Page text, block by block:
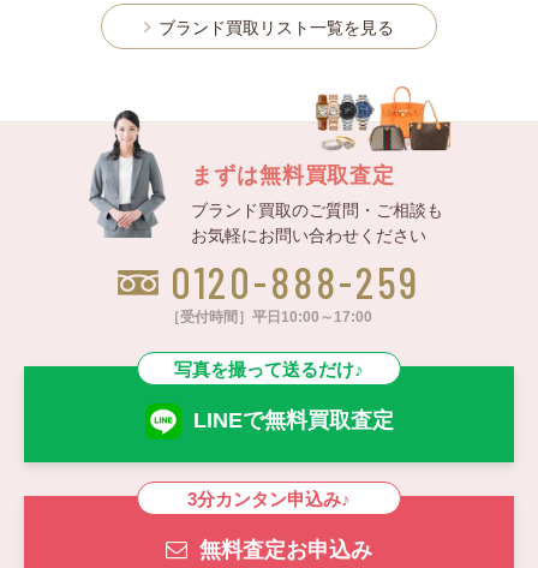
ブランド買取リスト一覧を見る
まずは無料買取査定
ブランド買取のご質問・ご相談も
お気軽にお問い合わせください
0120-888-259
［受付時間］平日10:00～17:00
LINEで無料買取査定
写真を撮って送るだけ♪
無料査定お申込み
3分カンタン申込み♪